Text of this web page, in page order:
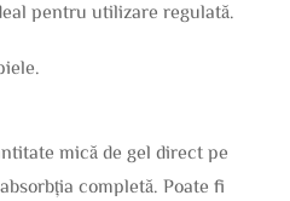
pentru utilizare regulată.
mică de gel direct pe
completă. Poate fi